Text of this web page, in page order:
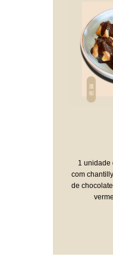
1 unidade
com
de